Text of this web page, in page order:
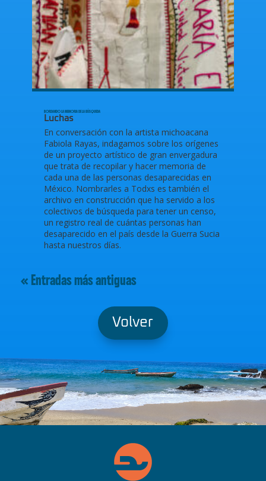
BORDANDO LA MEMORIA DE LA BÚSQUEDA
Luchas
En conversación con la artista michoacana
Fabiola Rayas, indagamos sobre los orígenes
de un proyecto artístico de gran envergadura
que trata de recopilar y hacer memoria de
cada una de las personas desaparecidas en
México. Nombrarles a Todxs es también el
archivo en construcción que ha servido a los
colectivos de búsqueda para tener un censo,
un registro real de cuántas personas han
desaparecido en el país desde la Guerra Sucia
hasta nuestros días.
« Entradas más antiguas
Volver